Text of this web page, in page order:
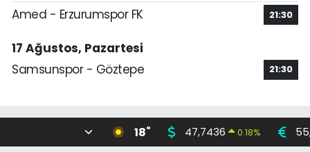
Amed - Erzurumspor FK 21:30
17 Ağustos, Pazartesi
Samsunspor - Göztepe
21:30
18° 47,7436 0.18%